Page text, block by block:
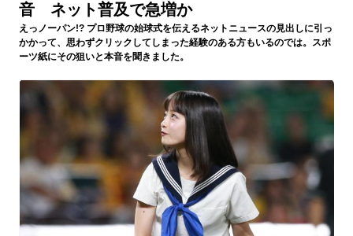
音 ネット普及で急増か
えっノーパン!? プロ野球の始球式を伝えるネットニュースの見出しに引っ
かかって、思わずクリックしてしまった経験のある方もいるのでは。スポ
ーツ紙にその狙いと本音を聞きました。